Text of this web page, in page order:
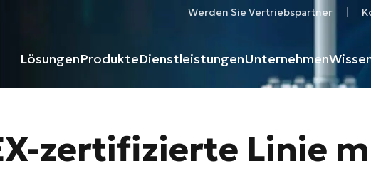
Werden Sie Vertriebspartner
LösungenProdukteDienstleistungenUnternehmen
zertifizierte Linie